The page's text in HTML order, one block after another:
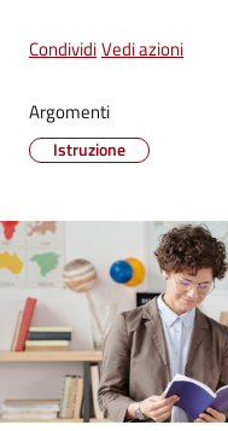
Tutti
argomenti...
Seguici
su
CondividiVedi azioni
Argomenti
Istruzione